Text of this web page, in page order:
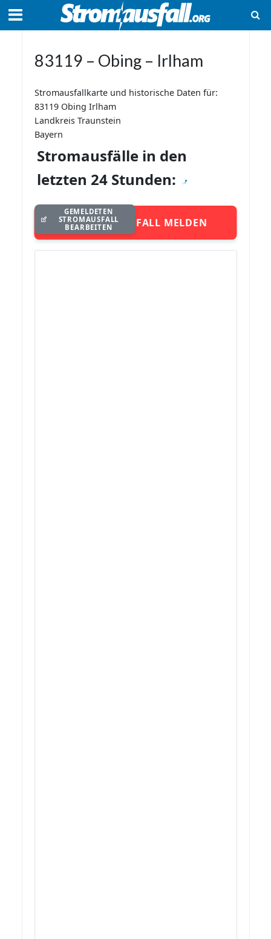
83119 – Obing – Irlham
Stromausfallkarte und historische Daten für:
83119 Obing Irlham
Landkreis Traunstein
Bayern
Stromausfälle in den
letzten 24 Stunden:
STROMAUSFALL MELDEN
GEMELDETEN
STROMAUSFALL
BEARBEITEN